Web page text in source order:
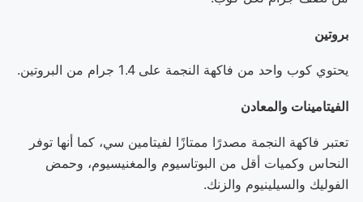
بروتين
يحتوي كوب واحد من فاكهة النجمة على 1.4 جرام من البروتين.
الفيتامينات والمعادن
تعتبر فاكهة النجمة مصدرًا ممتازًا لفيتامين سي، كما أنها توفر
النحاس وكميات أقل من البوتاسيوم والمغنيسيوم، وحمض
الفوليك والسيلينيوم والزنك.